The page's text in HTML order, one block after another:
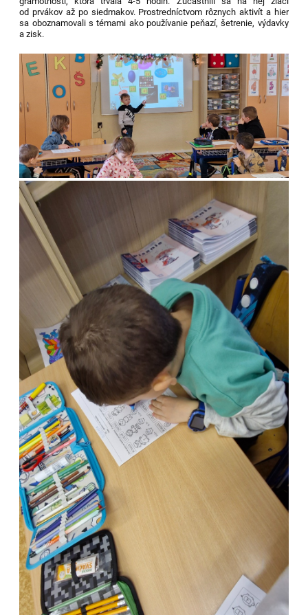
od prvákov až po siedmakov. Prostredníctvom rôznych aktivít a hier
sa oboznamovali s témami ako používanie peňazí, šetrenie, výdavky
a zisk.